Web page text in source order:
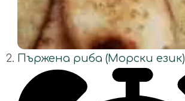
Пържена риба (Морски език)